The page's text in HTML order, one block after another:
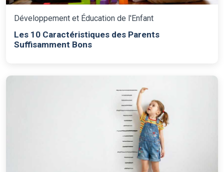
Développement et Éducation de l'Enfant
Les 10 Caractéristiques des Parents
Suffisamment Bons